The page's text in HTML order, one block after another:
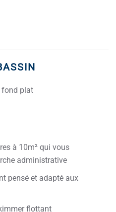
fond plat
à 10m² qui vous
administrative
pensé et adapté aux
flottant